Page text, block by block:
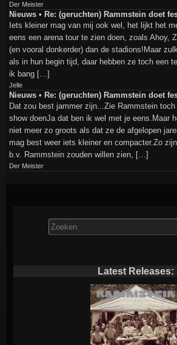
Der Meister
Nieuws • Re: (geruchten) Rammstein doet
Iets kleiner mag van mij ook wel, het lijkt het
eens een arena tour te zien doen, zoals Ahoy,
(en vooral donkerder) dan de stadions!Maar
als in hun begin tijd, daar hebben ze toch een
ik bang […]
Jelle
Nieuws • Re: (geruchten) Rammstein doet
Dat zou best jammer zijn...Zie Rammstein
show doenJa dat ben ik wel met je eens.Maar
niet meer zo groots als dat ze de afgelopen
mag best weer iets kleiner en compacter.Zo
b.v. Rammstein zouden willen zien, […]
Der Meister
Zoek
naar:
Latest Releases: